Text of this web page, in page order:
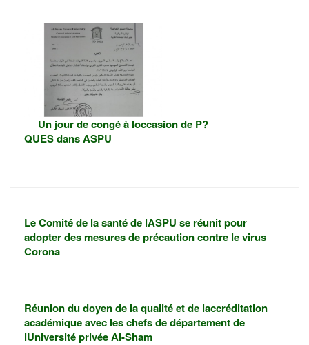
Un jour de congé à loccasion de P?
QUES dans ASPU
Le Comité de la santé de lASPU se réunit pour
adopter des mesures de précaution contre le virus
Corona
Réunion du doyen de la qualité et de laccréditation
académique avec les chefs de département de
lUniversité privée Al-Sham